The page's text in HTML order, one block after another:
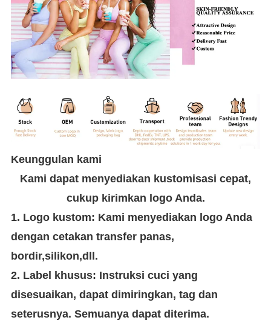
Keunggulan kami
Kami dapat menyediakan kustomisasi cepat,
cukup kirimkan logo Anda.
1. Logo kustom: Kami menyediakan logo Anda
dengan cetakan transfer panas,
bordir,silikon,dll.
2. Label khusus: Instruksi cuci yang
disesuaikan, dapat dimiringkan, tag dan
seterusnya. Semuanya dapat diterima.